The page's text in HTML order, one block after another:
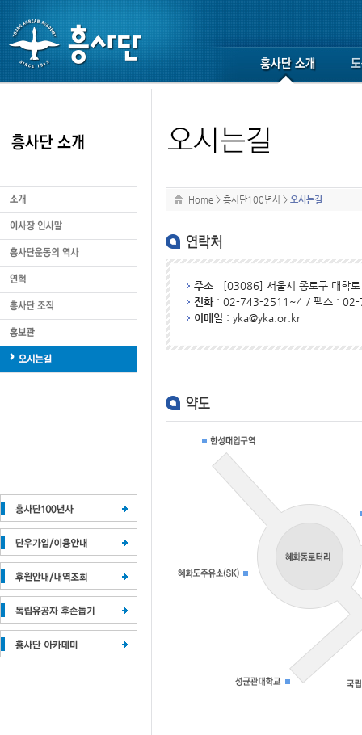
Home > 흥사단100년사 > 오시는길
주소 : [03086] 서울시 종로구 대학
전화: 02-743-2511~4 / 팩스 :
이메일 : yka@yka.or.kr